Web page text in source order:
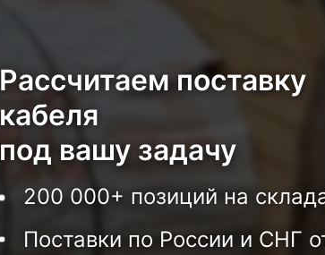
Рассчитаем поставку
кабеля
под вашу задачу
200 000+ позиций на
Поставки по России и СНГ